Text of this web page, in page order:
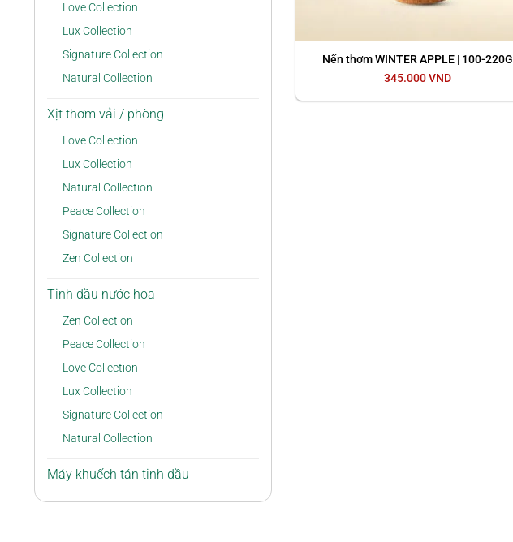
Love Collection
Lux Collection
Signature Collection
Natural Collection
Xịt thơm vải / phòng
Love Collection
Lux Collection
Natural Collection
Peace Collection
Signature Collection
Zen Collection
Tinh dầu nước hoa
Zen Collection
Peace Collection
Love Collection
Lux Collection
Signature Collection
Natural Collection
Máy khuếch tán tinh dầu
Nến thơm WINTER APPLE | 100-220G
345.000VND